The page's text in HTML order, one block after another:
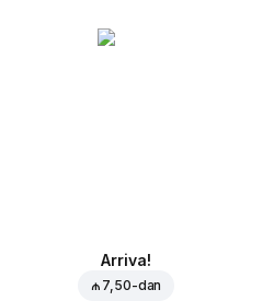
Arriva!
₼ 7,50-dan